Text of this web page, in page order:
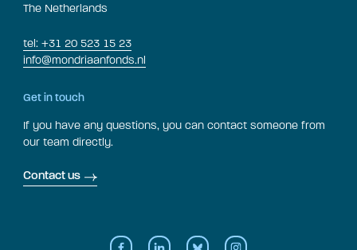
The Netherlands
tel: +31 20 523 15 23
info@mondriaanfonds.nl
Get in touch
If you have any questions, you can contact someone from
our team directly.
Contact us